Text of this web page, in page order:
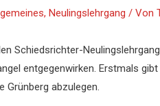
,Neulingslehrgang / Von
Schiedsrichter-
entgegenwirken. Erstmals
Grünberg abzulegen.